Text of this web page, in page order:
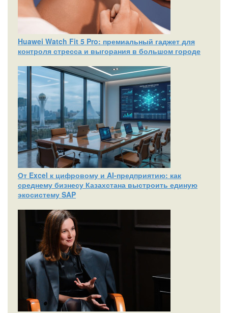
Huawei Watch Fit 5 Pro: премиальный гаджет для
контроля стресса и выгорания в большом городе
От Excel к цифровому и AI‑предприятию: как
среднему бизнесу Казахстана выстроить единую
экосистему SAP